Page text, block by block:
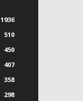
1936
510
450
407
358
298